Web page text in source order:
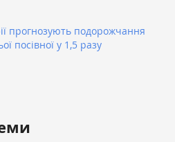
прогнозують подорожчання
посівної у 1,5 разу